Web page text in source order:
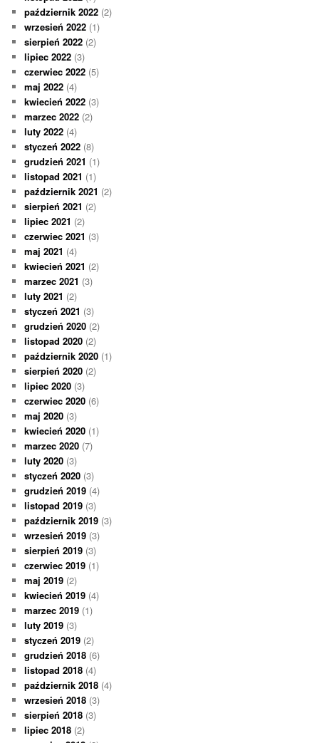
październik 2022 (2)
wrzesień 2022 (1)
sierpień 2022 (2)
lipiec 2022 (3)
czerwiec 2022 (5)
maj 2022 (4)
kwiecień 2022 (3)
marzec 2022 (2)
luty 2022 (4)
styczeń 2022 (8)
grudzień 2021 (1)
listopad 2021 (1)
październik 2021 (2)
sierpień 2021 (2)
lipiec 2021 (2)
czerwiec 2021 (3)
maj 2021 (4)
kwiecień 2021 (2)
marzec 2021 (3)
luty 2021 (2)
styczeń 2021 (3)
grudzień 2020 (2)
listopad 2020 (2)
październik 2020 (1)
sierpień 2020 (2)
lipiec 2020 (3)
czerwiec 2020 (6)
maj 2020 (3)
kwiecień 2020 (1)
marzec 2020 (7)
luty 2020 (3)
styczeń 2020 (3)
grudzień 2019 (4)
listopad 2019 (3)
październik 2019 (3)
wrzesień 2019 (3)
sierpień 2019 (3)
czerwiec 2019 (1)
maj 2019 (2)
kwiecień 2019 (4)
marzec 2019 (1)
luty 2019 (3)
styczeń 2019 (2)
grudzień 2018 (6)
listopad 2018 (4)
październik 2018 (4)
wrzesień 2018 (3)
sierpień 2018 (3)
lipiec 2018 (2)